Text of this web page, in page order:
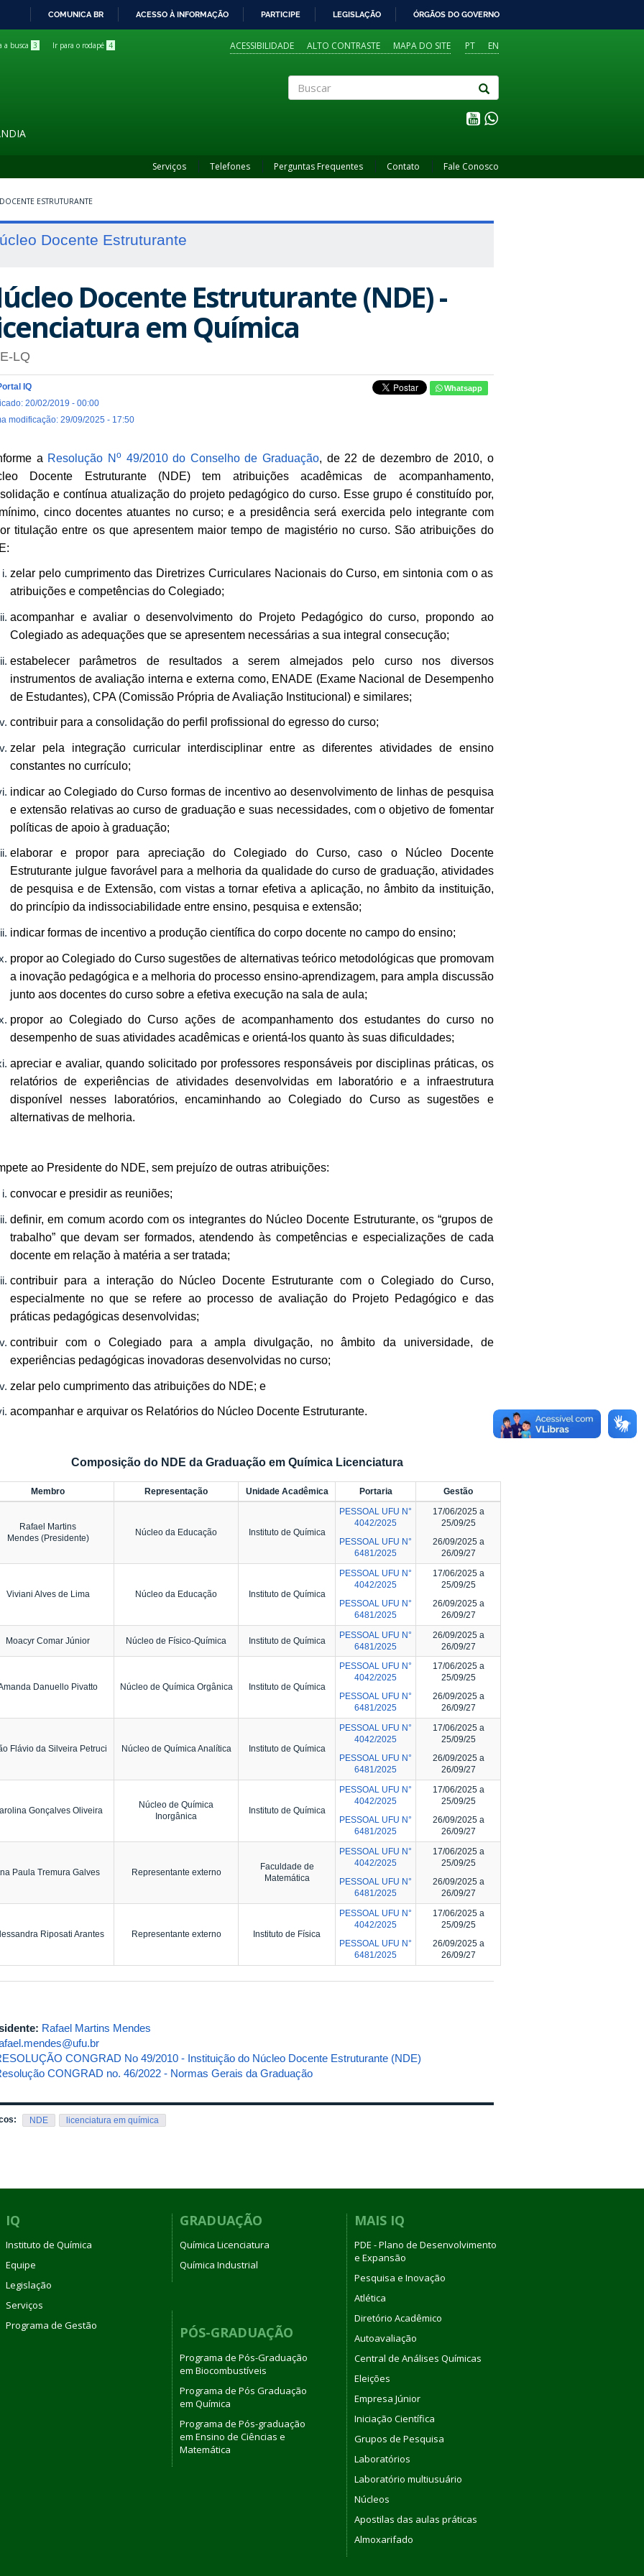
COMUNICA BR ACESSO À INFORMAÇÃO PARTICIPE LEGISLAÇÃO ÓRGÃOS DO GOVERNO
a busca 3 Ir para o rodapé 4 PT EN
ACESSIBILIDADE ALTO CONTRASTE MAPA DO SITE
Serviços Telefones Perguntas Frequentes Contato Fale Conosco
ESTRUTURANTE
Docente Estruturante
Docente Estruturante (NDE) -
em Química
LQ
IQ
20/02/2019 - 00:00
modificação: 29/09/2025 - 17:50
Whatsapp
a Resolução N o49/2010 do Conselho de Graduação, de 22 de dezembro de 2010, o
Docente Estruturante (NDE) tem atribuições acadêmicas de acompanhamento,
e contínua atualização do projeto pedagógico do curso. Esse grupo é constituído por,
cinco docentes atuantes no curso; e a presidência será exercida pelo integrante com
titulação entre os que apresentem maior tempo de magistério no curso. São atribuições do
zelar pelo cumprimento das Diretrizes Curriculares Nacionais do Curso, em sintonia com o as
atribuições e competências do Colegiado;
acompanhar e avaliar o desenvolvimento do Projeto Pedagógico do curso, propondo ao
Colegiado as adequações que se apresentem necessárias a sua integral consecução;
estabelecer parâmetros de resultados a serem almejados pelo curso nos diversos
instrumentos de avaliação interna e externa como, ENADE (Exame Nacional de Desempenho
de Estudantes), CPA (Comissão Própria de Avaliação Institucional) e similares;
contribuir para a consolidação do perfil profissional do egresso do curso;
zelar pela integração curricular interdisciplinar entre as diferentes atividades de ensino
constantes no currículo;
indicar ao Colegiado do Curso formas de incentivo ao desenvolvimento de linhas de pesquisa
e extensão relativas ao curso de graduação e suas necessidades, com o objetivo de fomentar
políticas de apoio à graduação;
elaborar e propor para apreciação do Colegiado do Curso, caso o Núcleo Docente
Estruturante julgue favorável para a melhoria da qualidade do curso de graduação, atividades
de pesquisa e de Extensão, com vistas a tornar efetiva a aplicação, no âmbito da instituição,
do princípio da indissociabilidade entre ensino, pesquisa e extensão;
indicar formas de incentivo a produção científica do corpo docente no campo do ensino;
propor ao Colegiado do Curso sugestões de alternativas teórico metodológicas que promovam
a inovação pedagógica e a melhoria do processo ensino-aprendizagem, para ampla discussão
junto aos docentes do curso sobre a efetiva execução na sala de aula;
propor ao Colegiado do Curso ações de acompanhamento dos estudantes do curso no
desempenho de suas atividades acadêmicas e orientá-los quanto às suas dificuldades;
apreciar e avaliar, quando solicitado por professores responsáveis por disciplinas práticas, os
relatórios de experiências de atividades desenvolvidas em laboratório e a infraestrutura
disponível nesses laboratórios, encaminhando ao Colegiado do Curso as sugestões e
alternativas de melhoria.
ao Presidente do NDE, sem prejuízo de outras atribuições:
convocar e presidir as reuniões;
definir, em comum acordo com os integrantes do Núcleo Docente Estruturante, os “grupos de
trabalho” que devam ser formados, atendendo às competências e especializações de cada
docente em relação à matéria a ser tratada;
contribuir para a interação do Núcleo Docente Estruturante com o Colegiado do Curso,
especialmente no que se refere ao processo de avaliação do Projeto Pedagógico e das
práticas pedagógicas desenvolvidas;
contribuir com o Colegiado para a ampla divulgação, no âmbito da universidade, de
experiências pedagógicas inovadoras desenvolvidas no curso;
zelar pelo cumprimento das atribuições do NDE; e
acompanhar e arquivar os Relatórios do Núcleo Docente Estruturante.
Composição do NDE da Graduação em Química Licenciatura
Membro Representação Unidade Acadêmica Portaria Gestão
Rafael Martins
Mendes (Presidente)
Núcleo da Educação Instituto de Química
PESSOAL UFU N°
4042/2025
PESSOAL UFU N°
6481/2025
17/06/2025 a
25/09/25
26/09/2025 a
26/09/27
Viviani Alves de Lima Núcleo da Educação Instituto de Química
PESSOAL UFU N°
4042/2025
PESSOAL UFU N°
6481/2025
17/06/2025 a
25/09/25
26/09/2025 a
26/09/27
Moacyr Comar Júnior Núcleo de Físico-Química Instituto de Química
PESSOAL UFU N°
6481/2025
26/09/2025 a
26/09/27
Danuello Pivatto Núcleo de Química Orgânica Instituto de Química
PESSOAL UFU N°
4042/2025
PESSOAL UFU N°
6481/2025
17/06/2025 a
25/09/25
26/09/2025 a
26/09/27
Flávio da Silveira Petruci Núcleo de Química Analítica Instituto de Química
PESSOAL UFU N°
4042/2025
PESSOAL UFU N°
6481/2025
17/06/2025 a
25/09/25
26/09/2025 a
26/09/27
Gonçalves Oliveira
Núcleo de Química
Inorgânica
Instituto de Química
PESSOAL UFU N°
4042/2025
PESSOAL UFU N°
6481/2025
17/06/2025 a
25/09/25
26/09/2025 a
26/09/27
Paula Tremura Galves Representante externo
Faculdade de
Matemática
PESSOAL UFU N°
4042/2025
PESSOAL UFU N°
6481/2025
17/06/2025 a
25/09/25
26/09/2025 a
26/09/27
Riposati Arantes Representante externo Instituto de Física
PESSOAL UFU N°
4042/2025
PESSOAL UFU N°
6481/2025
17/06/2025 a
25/09/25
26/09/2025 a
26/09/27
Rafael Martins Mendes
CONGRAD No 49/2010 - Instituição do Núcleo Docente Estruturante (NDE)
CONGRAD no. 46/2022 - Normas Gerais da Graduação
NDE licenciatura em química
IQ
Instituto de Química
Equipe
Legislação
Serviços
Programa de Gestão
GRADUAÇÃO
Química Licenciatura
Química Industrial
PÓS-GRADUAÇÃO
Programa de Pós-Graduação
em Biocombustíveis
Programa de Pós Graduação
em Química
Programa de Pós-graduação
em Ensino de Ciências e
Matemática
MAIS IQ
PDE - Plano de Desenvolvimento
e Expansão
Pesquisa e Inovação
Atlética
Diretório Acadêmico
Autoavaliação
Central de Análises Químicas
Eleições
Empresa Júnior
Iniciação Científica
Grupos de Pesquisa
Laboratórios
Laboratório multiusuário
Núcleos
Apostilas das aulas práticas
Almoxarifado